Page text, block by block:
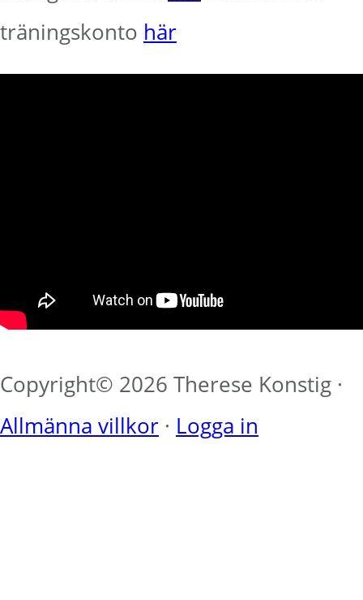
träningskonto här
Copyright© 2026 Therese Konstig ·
Allmänna villkor · Logga in